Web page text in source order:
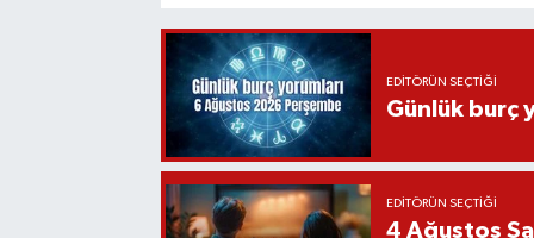
EDITÖRÜN SEÇTIĞI
Günlük burç
EDITÖRÜN SEÇTIĞI
4 Ağustos